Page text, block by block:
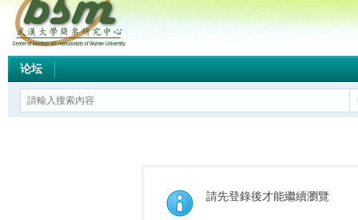
论坛
請先登錄後才能繼續瀏覽